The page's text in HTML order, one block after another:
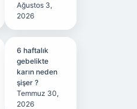
Ağustos 3,
2026
6 haftalık
gebelikte
karın neden
şişer ?
Temmuz 30,
2026